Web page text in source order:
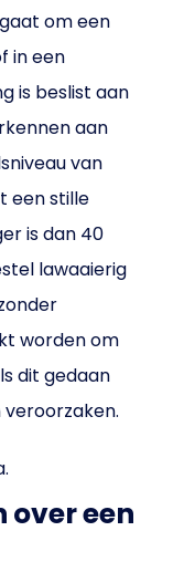
om een
in een
is beslist aan
aan
van
een stille
is dan 40
lawaaierig
worden om
dit gedaan
een